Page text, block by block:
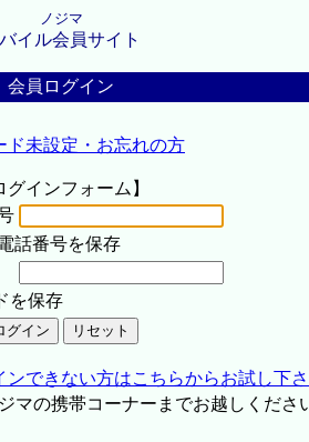
ノジマ
イル会員サイト
会員ログイン
ド未設定・お忘れの方
グインフォーム】
話番号を保存
を保存
できない方はこちらからお試し下
マの携帯コーナーまでお越しくださ